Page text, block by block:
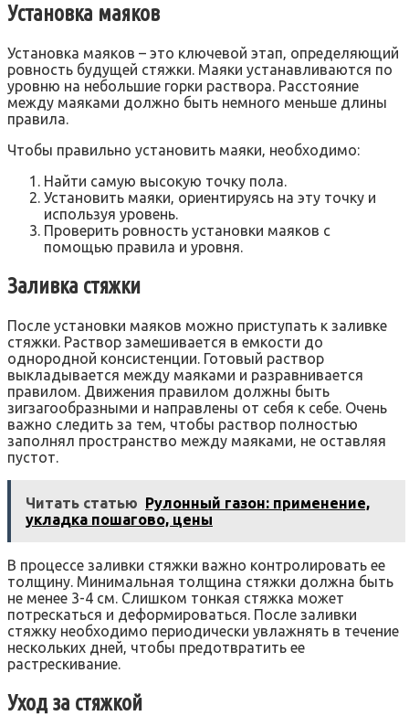
Установка маяков
Установка маяков – это ключевой этап‚ определяющий
ровность будущей стяжки. Маяки устанавливаются по
уровню на небольшие горки раствора. Расстояние
между маяками должно быть немного меньше длины
правила.
Чтобы правильно установить маяки‚ необходимо:
Найти самую высокую точку пола.
Установить маяки‚ ориентируясь на эту точку и
используя уровень.
Проверить ровность установки маяков с
помощью правила и уровня.
Заливка стяжки
После установки маяков можно приступать к заливке
стяжки. Раствор замешивается в емкости до
однородной консистенции. Готовый раствор
выкладывается между маяками и разравнивается
правилом. Движения правилом должны быть
зигзагообразными и направлены от себя к себе. Очень
важно следить за тем‚ чтобы раствор полностью
заполнял пространство между маяками‚ не оставляя
пустот.
Читать статью Рулонный газон: применение,
укладка пошагово, цены
В процессе заливки стяжки важно контролировать ее
толщину. Минимальная толщина стяжки должна быть
не менее 3-4 см. Слишком тонкая стяжка может
потрескаться и деформироваться. После заливки
стяжку необходимо периодически увлажнять в течение
нескольких дней‚ чтобы предотвратить ее
растрескивание.
Уход за стяжкой